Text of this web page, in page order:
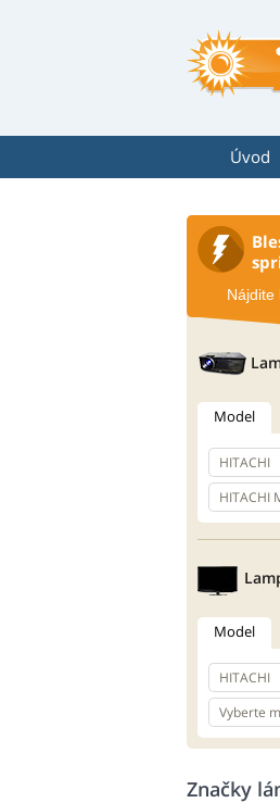
Úvod
Nájdite
Model
Model
Značky